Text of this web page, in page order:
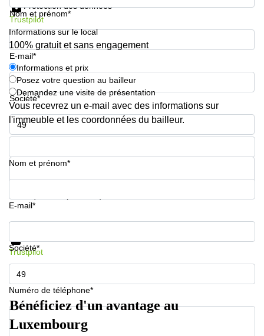
Centres
d’affaires
Sandweiler
Nom et prénom*
E-mail*
Société*
Numéro de téléphone*
Protection des données
Trustpilot
Informations sur le local
100% gratuit et sans engagement
Informations et prix
Posez votre question au bailleur
Demandez une visite de présentation
Vous recevrez un e-mail avec des informations sur
l'immeuble et les coordonnées du bailleur.
Nom et prénom*
E-mail*
Société*
Numéro de téléphone*
Informations et prix
Trustpilot
Bénéficiez d'un avantage au
Luxembourg